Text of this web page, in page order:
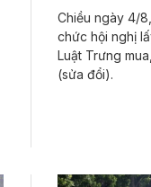
Chiều ngày 4/
chức hội nghị
Luật Trưng
(sửa đổi).